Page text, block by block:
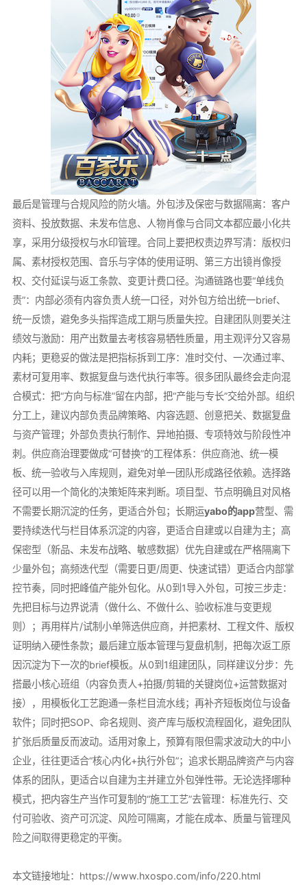
最后是管理与合规风险的防火墙。外包涉及保密与数据隔离：客户
资料、投放数据、未发布信息、人物肖像与合同文本都应最小化共
享，采用分级授权与水印管理。合同上要把权责边界写清：版权归
属、素材授权范围、音乐与字体的使用证明、第三方出镜肖像授
权、交付延误与返工条款、变更计费口径。沟通链路也要“单线负
责”：内部必须有内容负责人统一口径，对外包方给出统一brief、
统一反馈，避免多头指挥造成工期与质量失控。自建团队则要关注
绩效与激励：用产出数量去考核容易牺牲质量，用主观评分又容易
内耗；更稳妥的做法是把指标拆到工序：准时交付、一次通过率、
素材可复用率、数据复盘与迭代执行率等。很多团队最终会走向混
合模式：把“方向与标准”留在内部，把“产能与专长”交给外部。组织
分工上，建议内部负责品牌策略、内容选题、创意把关、数据复盘
与资产管理；外部负责执行制作、异地拍摄、专项特效与阶段性冲
刺。供应商治理要做成“可替换”的工程体系：供应商池、统一模
板、统一验收与入库规则，避免对单一团队形成路径依赖。选择路
径可以用一个简化的决策矩阵来判断。项目型、节点明确且对风格
不需要长期沉淀的任务，更适合外包；长期运yabo的app营型、需
要持续迭代与栏目体系沉淀的内容，更适合自建或以自建为主；高
保密型（新品、未发布战略、敏感数据）优先自建或在严格隔离下
少量外包；高频迭代型（需要日更/周更、快速试错）更适合内部掌
控节奏，同时把峰值产能外包化。从0到1导入外包，可按三步走：
先把目标与边界说清（做什么、不做什么、验收标准与变更规
则）；再用样片/试制小单筛选供应商，并把素材、工程文件、版权
证明纳入硬性条款；最后建立版本管理与复盘机制，把每次返工原
因沉淀为下一次的brief模板。从0到1组建团队，同样建议分步：先
搭最小核心班组（内容负责人+拍摄/剪辑的关键岗位+运营数据对
接），用模板化工艺跑通一条栏目流水线；再补齐短板岗位与设备
软件；同时把SOP、命名规则、资产库与版权流程固化，避免团队
扩张后质量反而波动。适用对象上，预算有限但需求波动大的中小
企业，往往更适合“核心内化+执行外包”；追求长期品牌资产与内容
体系的团队，更适合以自建为主并建立外包弹性带。无论选择哪种
模式，把内容生产当作可复制的“施工工艺”去管理：标准先行、交
付可验收、资产可沉淀、风险可隔离，才能在成本、质量与管理风
险之间取得更稳定的平衡。
本文链接地址： https://www.hxospo.com/info/220.html